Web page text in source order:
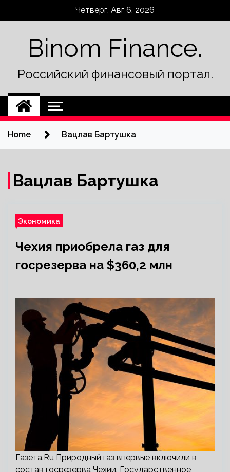
Четверг, Авг 6, 2026
Binom Finance.
Российский финансовый портал.
Home Вацлав Бартушка
Вацлав Бартушка
Экономика
Чехия приобрела газ для
госрезерва на $360,2 млн
Газета.Ru Природный газ впервые включили в
состав госрезерва Чехии. Государственное